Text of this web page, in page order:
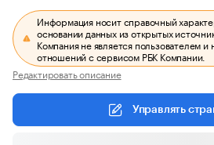
Информация носит справочный
основании данных из открытых
Компания не является пользователем
отношений с сервисом РБК Компании.
Редактировать описание
Управлять